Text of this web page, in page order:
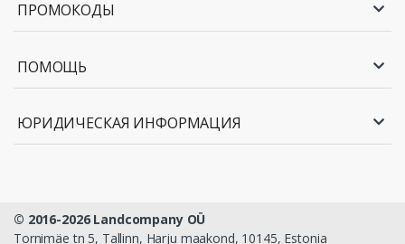
ПРОМОКОДЫ
ПОМОЩЬ
ЮРИДИЧЕСКАЯ ИНФОРМАЦИЯ
© 2016-2026 Landcompany OÜ
Tornimäe tn 5, Tallinn, Harju maakond, 10145, Estonia